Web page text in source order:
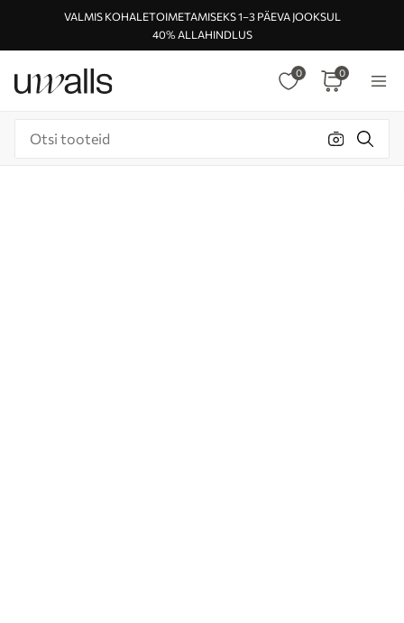
VALMIS KOHALETOIMETAMISEKS 1–3 PÄEVA JOOKSUL
40% ALLAHINDLUS
0 0